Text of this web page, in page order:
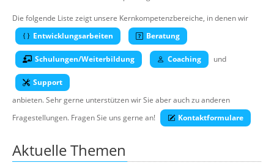
Suche
Die folgende Liste zeigt unsere Kernkompetenzbereiche, in denen wir
Entwicklungsarbeiten
Beratung
Schulungen/Weiterbildung Coaching und
Support
anbieten. Sehr gerne unterstützen wir Sie aber auch zu anderen
Fragestellungen. Fragen Sie uns gerne an!
Kontaktformulare
Aktuelle Themen